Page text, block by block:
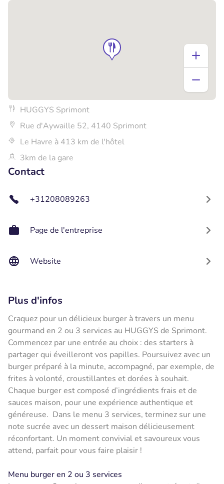
HUGGYS Sprimont
Rue d'Aywaille 52, 4140 Sprimont
Le Havre à 413 km de l'hôtel
3km de la gare
Contact
+31208089263
Page de l'entreprise
Website
Plus d'infos
Craquez pour un délicieux burger à travers un menu
gourmand en 2 ou 3 services au HUGGYS de Sprimont.
Commencez par une entrée au choix : des starters à
partager qui éveilleront vos papilles. Poursuivez avec un
burger préparé à la minute, accompagné, par exemple, de
frites à volonté, croustillantes et dorées à souhait.
Chaque burger est composé d’ingrédients frais et de
sauces maison, pour une expérience authentique et
généreuse. Dans le menu 3 services, terminez sur une
note sucrée avec un dessert maison délicieusement
réconfortant. Un moment convivial et savoureux vous
attend, parfait pour vous faire plaisir !
Menu burger en 2 ou 3 services